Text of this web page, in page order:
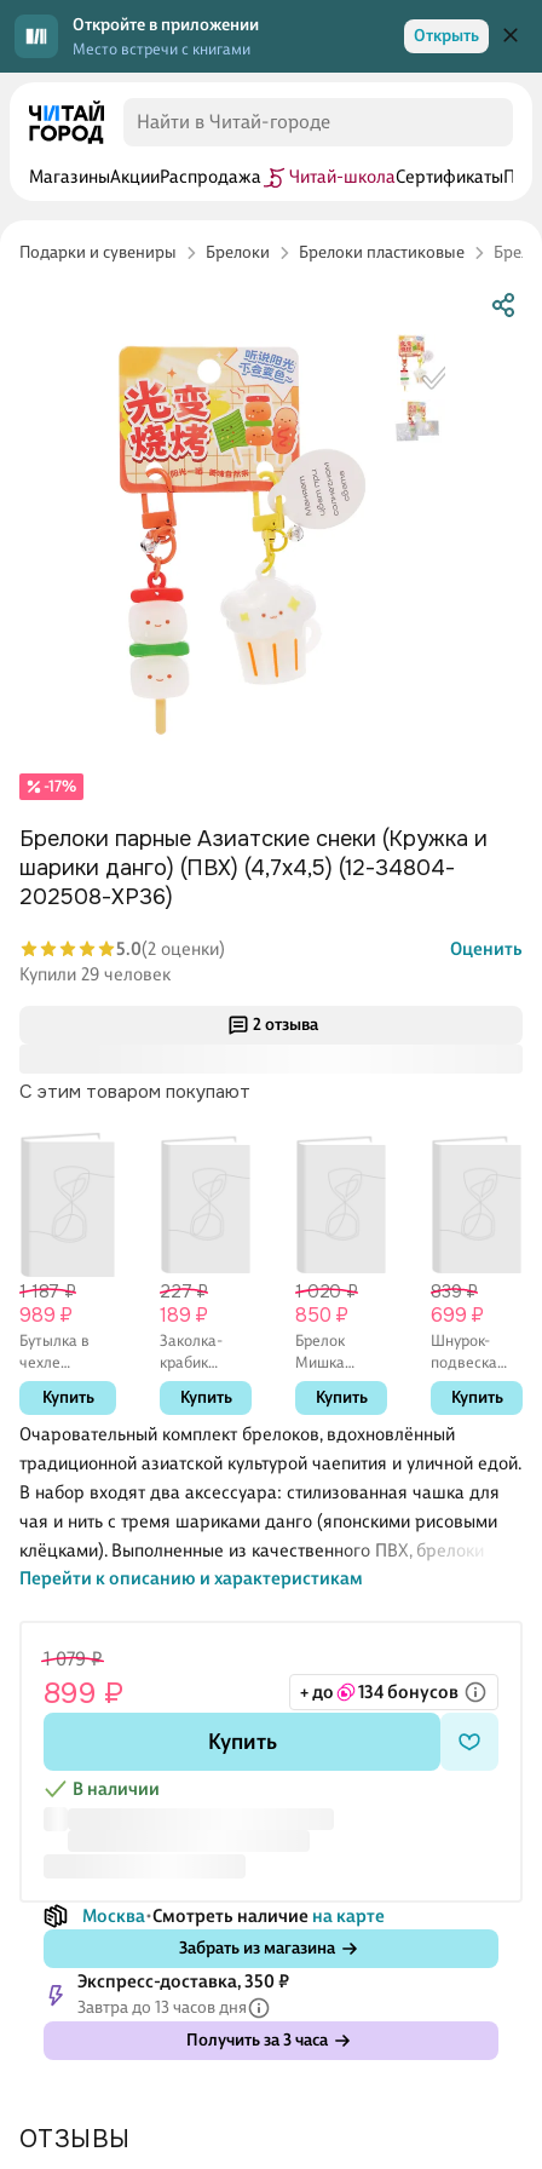
Откройте в приложении
Место встречи с книгами
Открыть
МагазиныАкцииРаспродажа Читай-школаСертификаты
Подарки и сувениры Брелоки Брелоки пластиковые
2 отзыва
Очаровательный комплект брелоков, вдохновлённый
традиционной азиатской культурой чаепития и уличной едой.
В набор входят два аксессуара: стилизованная чашка для
чая и нить с тремя шариками данго (японскими рисовыми
клёцками). Выполненные из качественного ПВХ, брелоки
сочетают детализированный дизайн, практичность и
Перейти к описанию и характеристикам
С этим товаром покупают
1 187 ₽
989 ₽
Бутылка в
чехле
вельвет с
защелкой
Белый зверек
(стекло) (450
мл),
Bookvalno
Купить
227 ₽
189 ₽
Заколка-
крабик
Цветок
бежевый
(пластик)
С13) (Lafilaf)
Купить
1 020 ₽
850 ₽
Брелок
Мишка
бежевый с
резинкой
для волос
(12см) (12-
21082025-
F26)
Купить
839 ₽
699 ₽
Шнурок-
подвеска
для
телефона с
бусинами
Купить
-17%
Брелоки парные Азиатские снеки (Кружка и
шарики данго) (ПВХ) (4,7х4,5) (12-34804-
202508-XP36)
5.0(2 оценки)
Оценить
Купили 29 человек
1 079 ₽
899 ₽ + до 134 бонусов
Купить
В наличии
Москва Смотреть наличие на карте
Забрать из магазина
Экспресс-доставка, 350 ₽
Завтра до 13 часов дня
Получить за 3 часа
ОТЗЫВЫ